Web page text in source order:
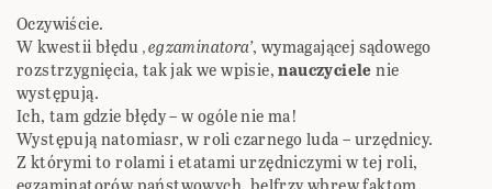
Oczywiście.
W kwestii błędu‚egzaminatora’, wymagającej sądowego
rozstrzygnięcia, tak jak we wpisie,nauczycielenie
występują.
Ich, tam gdzie błędy – w ogóle nie ma!
Występują natomiasr, w roli czarnego luda – urzędnicy.
Z którymi to rolami i etatami urzędniczymi w tej roli,